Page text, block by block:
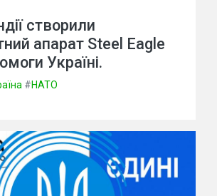
створили
апарат Steel Eagle
Україні.
#НАТО